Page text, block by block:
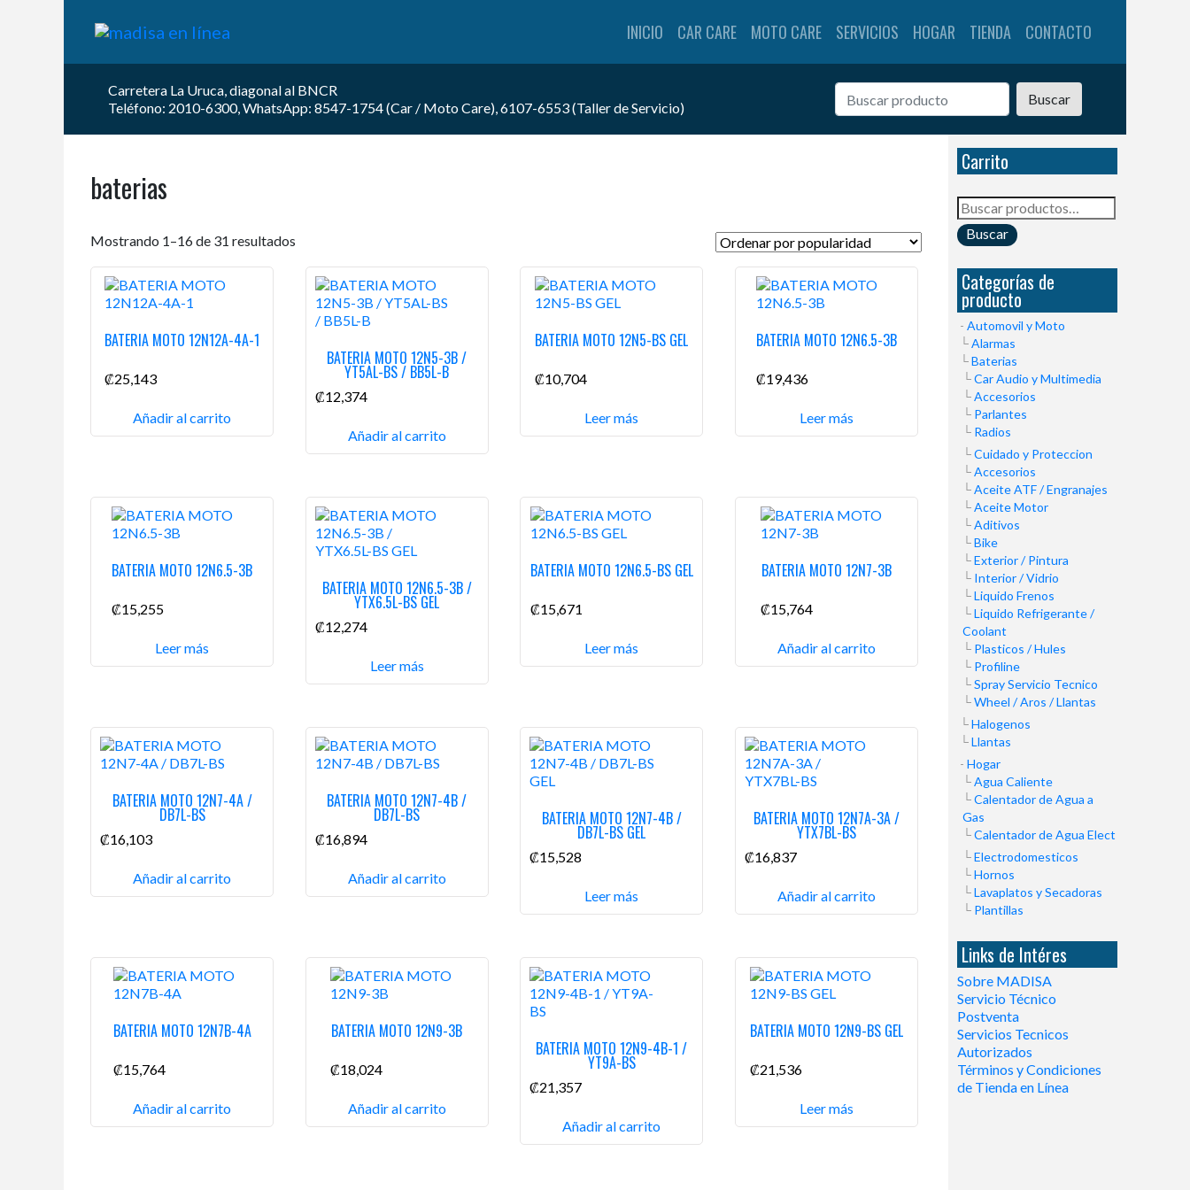
INICIO CAR CARE MOTO CARE SERVICIOS HOGAR TIENDA CONTACTO
Carretera La Uruca, diagonal al BNCR
Teléfono: 2010-6300, WhatsApp: 8547-1754 (Car / Moto Care), 6107-6553 (Taller de Servicio)
Buscar
baterias
Mostrando 1–16 de 31 resultados
BATERIA MOTO 12N12A-4A-1
₡25,143
Añadir al carrito
BATERIA MOTO 12N5-3B /
YT5AL-BS / BB5L-B
₡12,374
Añadir al carrito
BATERIA MOTO 12N5-BS GEL
₡10,704
Leer más
BATERIA MOTO 12N6.5-3B
₡19,436
Leer más
BATERIA MOTO 12N6.5-3B
₡15,255
Leer más
BATERIA MOTO 12N6.5-3B /
YTX6.5L-BS GEL
₡12,274
Leer más
BATERIA MOTO 12N6.5-BS GEL
₡15,671
Leer más
BATERIA MOTO 12N7-3B
₡15,764
Añadir al carrito
BATERIA MOTO 12N7-4A /
DB7L-BS
₡16,103
Añadir al carrito
BATERIA MOTO 12N7-4B /
DB7L-BS
₡16,894
Añadir al carrito
BATERIA MOTO 12N7-4B /
DB7L-BS GEL
₡15,528
Leer más
BATERIA MOTO 12N7A-3A /
YTX7BL-BS
₡16,837
Añadir al carrito
BATERIA MOTO 12N7B-4A
₡15,764
Añadir al carrito
BATERIA MOTO 12N9-3B
₡18,024
Añadir al carrito
BATERIA MOTO 12N9-4B-1 /
YT9A-BS
₡21,357
Añadir al carrito
BATERIA MOTO 12N9-BS GEL
₡21,536
Leer más
Carrito
Buscar
por:
Buscar
Categorías de
producto
Automovil y Moto
Alarmas
Baterias
Car Audio y Multimedia
Accesorios
Parlantes
Radios
Cuidado y Proteccion
Accesorios
Aceite ATF / Engranajes
Aceite Motor
Aditivos
Bike
Exterior / Pintura
Interior / Vidrio
Liquido Frenos
Liquido Refrigerante /
Coolant
Plasticos / Hules
Profiline
Spray Servicio Tecnico
Wheel / Aros / Llantas
Halogenos
Llantas
Hogar
Agua Caliente
Calentador de Agua a
Gas
Calentador de Agua Elect
Electrodomesticos
Hornos
Lavaplatos y Secadoras
Plantillas
Links de Intéres
Sobre MADISA
Servicio Técnico
Postventa
Servicios Tecnicos
Autorizados
Términos y Condiciones
de Tienda en Línea